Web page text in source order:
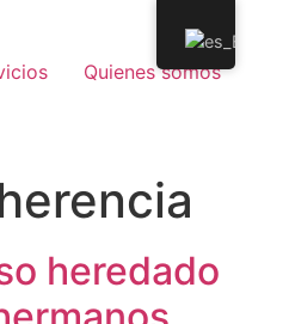
Quienes somos
heredado